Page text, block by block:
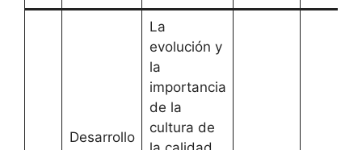
Desarrollo
La
evolución y
la
importancia
de la
cultura de